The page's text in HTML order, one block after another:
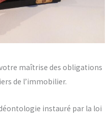
maîtrise des obligations
de l’immobilier.
instauré par la loi